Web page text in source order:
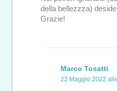
della bellezzza)
Grazie!
Marco Tosatti
22 Maggio 2022